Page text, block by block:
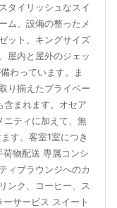
タイリッシュなスイ
ム、設備の整ったメ
ット、キングサイズ
屋内と屋外のジェッ
わっています。ま
り揃えたプライベー
含まれます。オセア
ニティに加えて、無
す。客室1室につき
物配送 専属コンシ
ィブラウンジへのカ
ンク、コーヒー、ス
サービス スイート